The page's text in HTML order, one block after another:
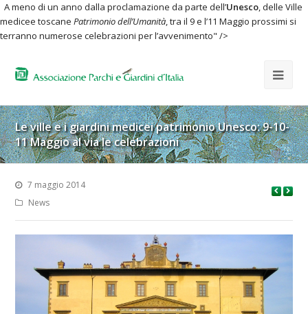
A meno di un anno dalla proclamazione da parte dell’Unesco, delle Ville
medicee toscane Patrimonio dell’Umanità, tra il 9 e l’11 Maggio prossimi si
terranno numerose celebrazioni per l’avvenimento" />
Le ville e i giardini medicei patrimonio Unesco: 9-10-
11 Maggio al via le celebrazioni
7 maggio 2014
News